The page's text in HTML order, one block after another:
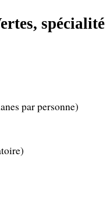
spécialité
par personne)